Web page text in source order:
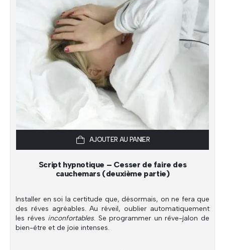
AJOUTER AU PANIER
Script hypnotique – Cesser de faire des
cauchemars (deuxième partie)
Installer en soi la certitude que, désormais, on ne fera que
des rêves agréables. Au réveil, oublier automatiquement
les rêves inconfortables. Se programmer un rêve-jalon de
bien-être et de joie intenses.